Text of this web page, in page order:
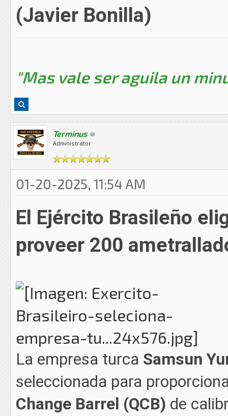
(Javier Bonilla)
"Mas vale ser aguila un
Terminus
Administrator
01-20-2025, 11:54 AM
El Ejército Brasileño
proveer 200
La empresa turca Samsun
seleccionada para
Change Barrel (QCB) de